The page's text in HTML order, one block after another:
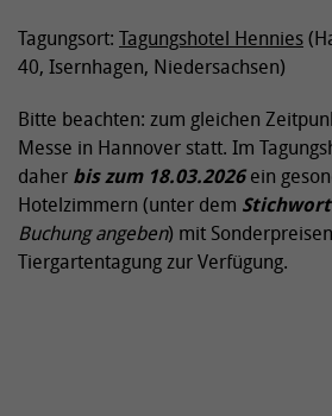
Tagungsort: Tagungshotel Hennies
40, Isernhagen, Niedersachsen)
Bitte beachten: zum gleichen
Messe in Hannover statt. Im
daher bis zum 18.03.2026ein
Hotelzimmern (unter dem Stichwort
Buchung angeben) mit
Tiergartentagung zur Verfügung.